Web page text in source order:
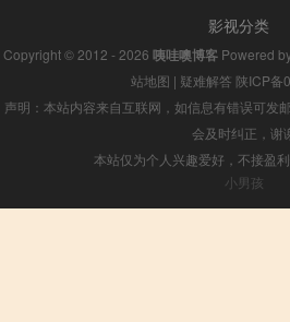
影视分类
Copyright © 2012 - 2026 咦哇噢博客 Powered
站地图 | 疑难解答 陕ICP备
声明：本站内容来自互联网，如信息有错误可发
会及时纠正，谢
本站仅为个人兴趣爱好，不接盈
小男孩